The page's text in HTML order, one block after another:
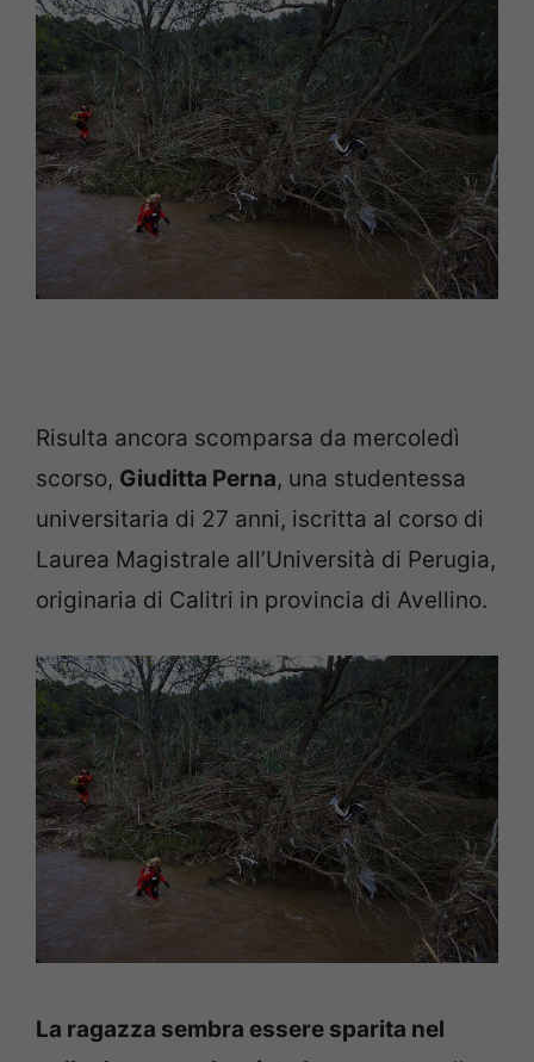
Risulta ancora scomparsa da mercoledì
scorso, Giuditta Perna, una studentessa
universitaria di 27 anni, iscritta al corso di
Laurea Magistrale all’Università di Perugia,
originaria di Calitri in provincia di Avellino.
La ragazza sembra essere sparita nel